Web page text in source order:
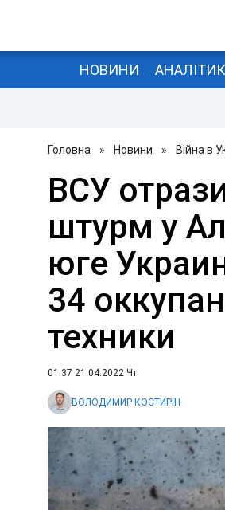
НОВИНИ
Головна » Новини » Війна в
ВСУ
штурм у
юге
34
техники
01:37 21.04.2022 Чт
ВОЛОДИМИР КОСТИРІН